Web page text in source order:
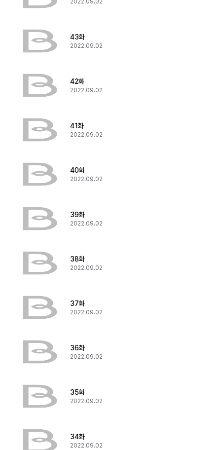
2022.09.02
43화
2022.09.02
42화
2022.09.02
41화
2022.09.02
40화
2022.09.02
39화
2022.09.02
38화
2022.09.02
37화
2022.09.02
36화
2022.09.02
35화
2022.09.02
34화
2022.09.02